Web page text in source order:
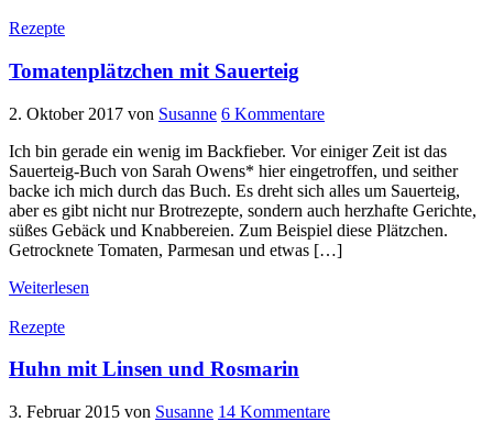
Rezepte
Tomatenplätzchen mit Sauerteig
2. Oktober 2017 von Susanne 6 Kommentare
Ich bin gerade ein wenig im Backfieber. Vor einiger Zeit ist das
Sauerteig-Buch von Sarah Owens* hier eingetroffen, und seither
backe ich mich durch das Buch. Es dreht sich alles um Sauerteig,
aber es gibt nicht nur Brotrezepte, sondern auch herzhafte Gerichte,
süßes Gebäck und Knabbereien. Zum Beispiel diese Plätzchen.
Getrocknete Tomaten, Parmesan und etwas […]
Weiterlesen
Rezepte
Huhn mit Linsen und Rosmarin
3. Februar 2015 von Susanne 14 Kommentare